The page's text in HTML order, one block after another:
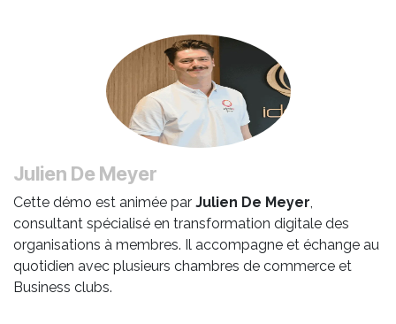
Julien De Meyer
Cette démo est animée par Julien De Meyer,
consultant spécialisé en transformation digitale des
organisations à membres. Il accompagne et échange au
quotidien avec plusieurs chambres de commerce et
Business clubs.